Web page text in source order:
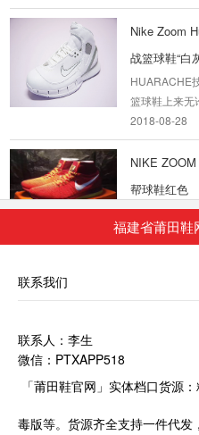
Nike Zoom
战篮球鞋“白
HUARACHE
篮球鞋上来无
2018-08-28
NIKE
帮球鞋红色
NIKE ZOOM
鞋红色在耐克
福建省莆田鞋
联系我们
联系人：李生
微信：PTXAPP518
「莆田鞋官网」实体档口货源
毒版等。货源齐全支持一件代发